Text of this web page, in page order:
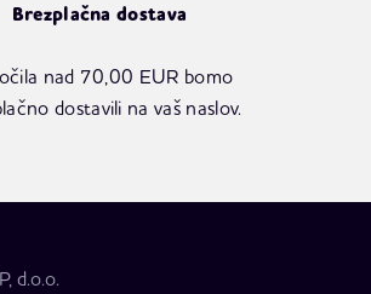
Brezplačna dostava
nad 70,00 EUR bomo
dostavili na vaš naslov.
d.o.o.